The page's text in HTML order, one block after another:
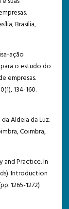
Brasília,
ação
o estudo do
empresas.
134-160.
Aldeia da Luz.
Coimbra,
and Practice. In
Introduction
1265-1272)